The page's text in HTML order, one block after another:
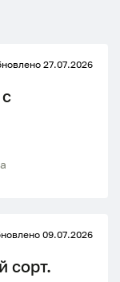
27.07.2026
09.07.2026
сорт.